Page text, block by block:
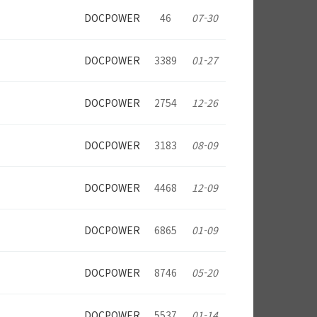
DOCPOWER 46 07-30
DOCPOWER 3389 01-27
DOCPOWER 2754 12-26
DOCPOWER 3183 08-09
DOCPOWER 4468 12-09
DOCPOWER 6865 01-09
DOCPOWER 8746 05-20